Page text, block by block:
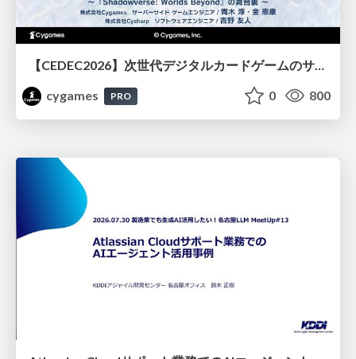
【CEDEC2026】次世代デジタルカードゲームのサーバー設計と運用 〜『Shadowverse: Worlds Beyond』の舞台裏～
cygames
PRO 0 800